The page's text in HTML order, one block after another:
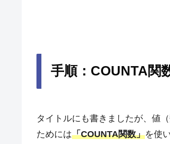
手順：COUNTA関
タイトルにも書きましたが、値
ためには「COUNTA関数」を使